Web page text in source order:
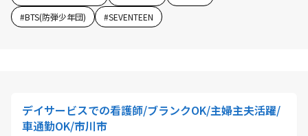
#BTS(防弾少年団) #SEVENTEEN
デイサービスでの看護師/ブランクOK/主婦主夫活躍/
車通勤OK/市川市